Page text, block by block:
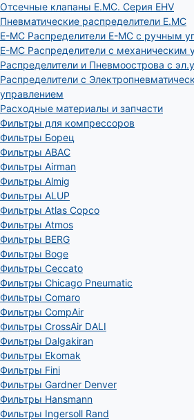
Отсечные клапаны E.MC. Серия EHV
Пневматические распределители E.MC
E-MC Распределители E-MC с ручным
E-MC Распределители с механическим
Распределители и Пневмоострова с
Распределители с
управлением
Расходные материалы и запчасти
Фильтры для компрессоров
Фильтры Борец
Фильтры ABAC
Фильтры Airman
Фильтры Almig
Фильтры ALUP
Фильтры Atlas Copco
Фильтры Atmos
Фильтры BERG
Фильтры Boge
Фильтры Ceccato
Фильтры Chicago Pneumatic
Фильтры Comaro
Фильтры CompAir
Фильтры CrossAir DALI
Фильтры Dalgakiran
Фильтры Ekomak
Фильтры Fini
Фильтры Gardner Denver
Фильтры Hansmann
Фильтры Ingersoll Rand